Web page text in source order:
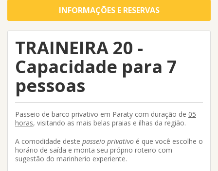
INFORMAÇÕES E RESERVAS
TRAINEIRA 20 -
Capacidade para 7
pessoas
Passeio de barco privativo em Paraty com duração de 05
horas, visitando as mais belas praias e ilhas da região.
A comodidade deste passeio privativo é que você escolhe o
horário de saída e monta seu próprio roteiro com
sugestão do marinherio experiente.